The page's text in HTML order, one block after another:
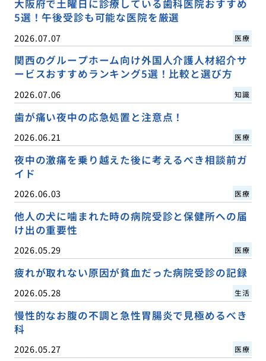
大阪府で土曜日に診療している歯科医院おすすめ
5選！午後受診も可能な医院を厳選
2026.07.07 医療
関西のグループホーム向け外国人介護人材紹介サ
ービスおすすめランキング5選！比較と選び方
2026.07.06 知識
歯が痛い夜中の応急処置と注意点！
2026.06.21 医療
夜中の激痛を乗り越えた後に考えるべき相談前ガ
イド
2026.06.03 医療
他人の犬に噛まれた時の病院受診と保健所への届
け出の重要性
2026.05.29 医療
疲れが取れない原因が貧血だった病院受診の記録
2026.05.28 生活
慢性的なお腹の不調と急性胃腸炎で見極めるべき
科
2026.05.27 医療